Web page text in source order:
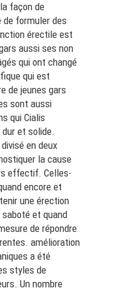
façon de
de formuler des
érectile est
aussi ses non
qui ont changé
qui est
de jeunes gars
sont aussi
qui Cialis
et solide.
en deux
la cause
effectif. Celles-
encore et
une érection
et quand
de répondre
amélioration
a été
styles de
Un nombre